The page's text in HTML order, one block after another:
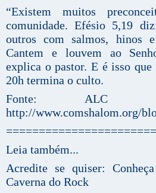
“Existem muitos
comunidade. Efésio 5,19
outros com salmos, hinos
Cantem e louvem ao
explica o pastor. E é isso
20h termina o culto.
Fonte:
http://www.comshalom.org/
Leia também...
Acredite se quiser:
Caverna do Rock